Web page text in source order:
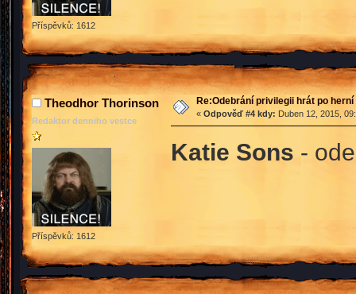
Příspěvků: 1612
Theodhor Thorinson
Redaktor denniho vestce
Příspěvků: 1612
Re:Odebrání privilegii hrát po herní
« Odpověď #4 kdy: Duben 12, 2015,
Katie Sons -